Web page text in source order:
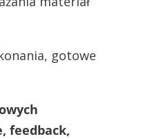
gotowe
feedback,